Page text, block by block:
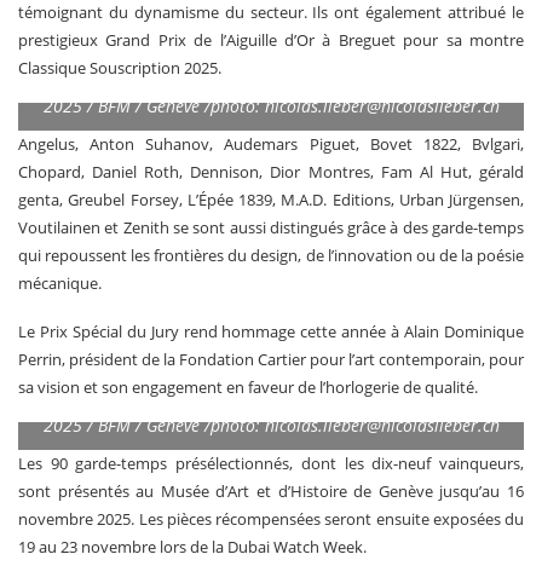
témoignant du dynamisme du secteur. Ils ont également attribué le
prestigieux Grand Prix de l’Aiguille d’Or à Breguet pour sa montre
Classique Souscription 2025.
GPHG / grand prix de l’horlogerie de Genève / 16 novembre
2025 / BFM / Genève /photo:nicolas.lieber@nicolaslieber.ch
Angelus, Anton Suhanov, Audemars Piguet, Bovet 1822, Bvlgari,
Chopard, Daniel Roth, Dennison, Dior Montres, Fam Al Hut, gérald
genta, Greubel Forsey, L’Épée 1839, M.A.D. Editions, Urban Jürgensen,
Voutilainen et Zenith se sont aussi distingués grâce à des garde-temps
qui repoussent les frontières du design, de l’innovation ou de la poésie
mécanique.
Le Prix Spécial du Jury rend hommage cette année à Alain Dominique
Perrin, président de la Fondation Cartier pour l’art contemporain, pour
sa vision et son engagement en faveur de l’horlogerie de qualité.
GPHG / grand prix de l’horlogerie de Genève / 16 novembre
2025 / BFM / Genève /photo:nicolas.lieber@nicolaslieber.ch
Les 90 garde-temps présélectionnés, dont les dix-neuf vainqueurs,
sont présentés au Musée d’Art et d’Histoire de Genève jusqu’au 16
novembre 2025. Les pièces récompensées seront ensuite exposées du
19 au 23 novembre lors de la Dubai Watch Week.